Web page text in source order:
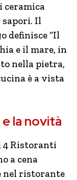
ceramica
sapori. Il
definisce “Il
e il mare, in
nella pietra,
è a vista
la novità
4 Ristoranti
a cena
nel ristorante